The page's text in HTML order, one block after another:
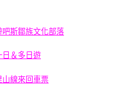
吧斯鄒族文化部落
日＆多日遊
線來回車票